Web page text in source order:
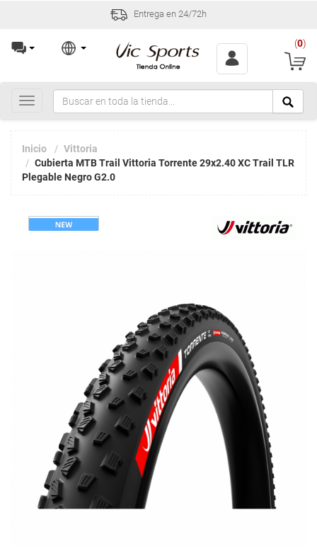
Incidencias y devoluciones en 30
(0)
Toggle
navigation
Inicio
Vittoria
Cubierta MTB Trail Vittoria Torrente 29x2.40 XC Trail TLR
Plegable Negro G2.0